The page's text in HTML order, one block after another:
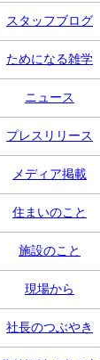
スタッフブログ
ためになる雑学
ニュース
プレスリリース
メディア掲載
住まいのこと
施設のこと
現場から
社長のつぶやき